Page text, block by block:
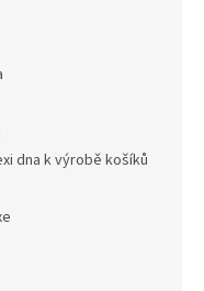
dna k výrobě košíků